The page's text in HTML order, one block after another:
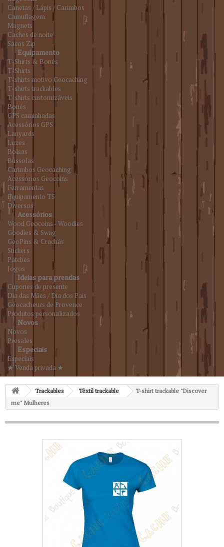
Canetas / Lápis / Carimbos
Camuflagem
Magnets
Caches de noite
Sacos Zip
Equipamento
T-Shirts & Bonés
T-Shirts
T-shirts motivo Geocaching
T-shirts trackables
T-shirts customizáveis
Bonés
GPS caminhadas
Acessórios GPS
Lanyards
Luzes
Bolsas
Bússolas
Carimbos Geocaching
Acessórios Geocoins
Ferramentas
Equipamento T5
Diversos
Acessórios
Wood Geocoins - Woodies
Goodies & Swag
GeoPins & Crachás
Stickers
Patches
Jogos
Ideias para prendas
Cupones de presente
Dia das Mães / Dia dos Pais
Géocacheurs de Provence
Produtos personalizados
Novos
Novos
Presales
Especiais
Especiais
★ Venda privada ★
Trackables Têxtil trackable
T-shirt trackable "Discover
me" Mulheres